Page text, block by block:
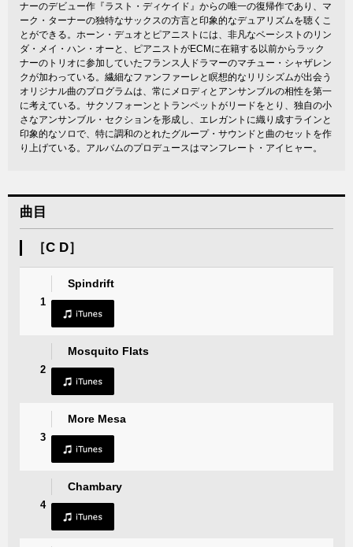
ナーのデビュー作『ラスト・ディケイド』からの唯一の復帰作であり、マ
ーク・ターナーの独特なサックスの方言と印象的なデュアリズムを聴くこ
とができる。ホーン・デュオとピアニストには、非凡なベーシストのリン
ダ・メイ・ハン・オーと、ピアニストがECMに在籍する以前からラック
ナーのトリオに参加していたフランス人ドラマーのマチュー・シャザレン
クが加わっている。繊細なファンファーレと瞑想的なリリシズムが出会う
オリジナル曲のプログラムは、常にメロディとアンサンブルの相性を第一
に考えている。サクソフォーンとトランペットがリードをとり、独自の小
さなアンサンブル・セクションを形成し、エレガントに織り成すラインと
印象的なソロで、特に調和のとれたグループ・サウンドと曲のセットを作
り上げている。アルバムのプロデュースはマンフレート・アイヒャー。
曲目
［C D］
1
Spindrift
2
Mosquito Flats
3
More Mesa
4
Chambary